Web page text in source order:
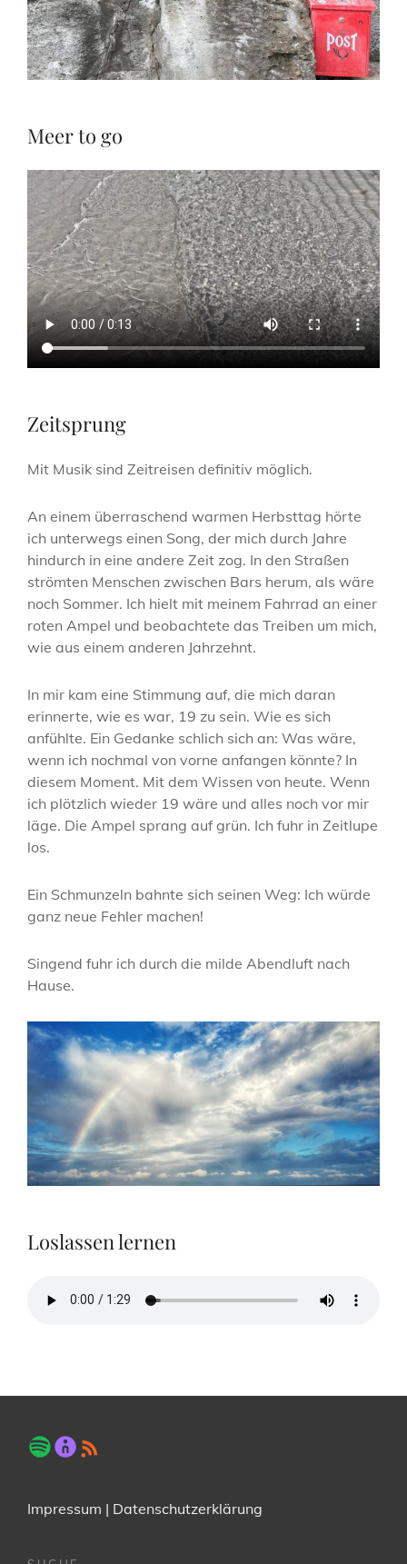
Meer to go
Zeitsprung
Mit Musik sind Zeitreisen definitiv möglich.
An einem überraschend warmen Herbsttag hörte
ich unterwegs einen Song, der mich durch Jahre
hindurch in eine andere Zeit zog. In den Straßen
strömten Menschen zwischen Bars herum, als wäre
noch Sommer. Ich hielt mit meinem Fahrrad an einer
roten Ampel und beobachtete das Treiben um mich,
wie aus einem anderen Jahrzehnt.
In mir kam eine Stimmung auf, die mich daran
erinnerte, wie es war, 19 zu sein. Wie es sich
anfühlte. Ein Gedanke schlich sich an: Was wäre,
wenn ich nochmal von vorne anfangen könnte? In
diesem Moment. Mit dem Wissen von heute. Wenn
ich plötzlich wieder 19 wäre und alles noch vor mir
läge. Die Ampel sprang auf grün. Ich fuhr in Zeitlupe
los.
Ein Schmunzeln bahnte sich seinen Weg: Ich würde
ganz neue Fehler machen!
Singend fuhr ich durch die milde Abendluft nach
Hause.
Loslassen lernen
Impressum | Datenschutzerklärung